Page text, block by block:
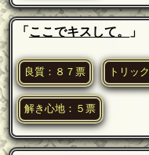
「 ここでキスして。 」
良質：８７票 トリッ
解き心地：５票